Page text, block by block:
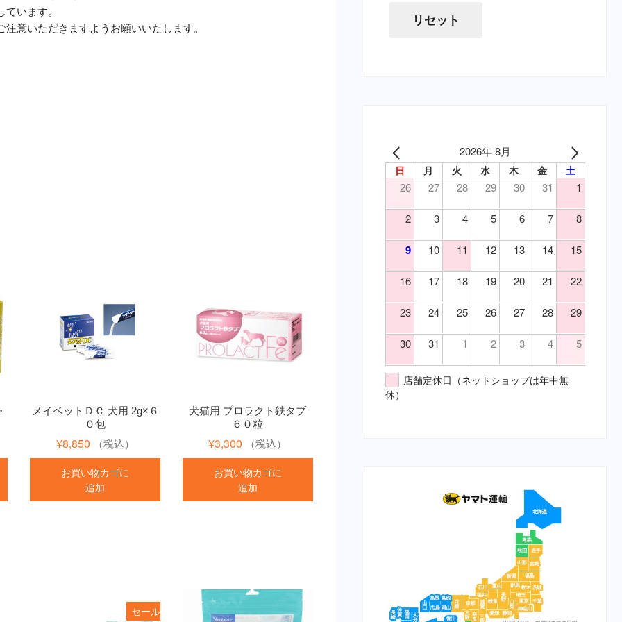
います。
意いただきますようお願いいたします。
メイベットＤＣ 犬用 2g×６
０包
¥8,850 （税込）
お買い物カゴに
追加
犬猫用 プロラクト鉄タブ
６０粒
¥3,300 （税込）
お買い物カゴに
追加
セール
胃腸薬・消化器用（要・犬）
泌尿器の薬（要・犬）
吐き気止め（要・犬）
変形性関節症・関節炎（要・
犬）
変形性関節症・関節炎（要・
猫）
鎮静・精神安定・麻酔（要・
鎮静・精神安定・麻酔（要・
猫）
代謝性用薬・ホルモン剤（要・
犬）
代謝性用薬・ホルモン剤（要・
イティ iti（犬）
メディムース（犬）
ソリッドゴールド（猫）
ブリスミックス（猫）
イティ iti（猫）
メディムース（猫）
栄養食（兎）
（寄）蚊
（皮）洗浄・殺菌消毒
（皮）湿疹
（皮）皮膚炎
（目）乾性角結膜炎
（目）角膜炎
（神）鎮痛
（耳）外耳炎
（胃）嘔吐
（胃）消化不良
（胃）食欲不振
（腎）腎不全
（腹）下痢
リセット
2026年 8月
日 月 火 水 木 金 土
26 27 28 29 30 31 1
2 3 4 5 6 7 8
9 10 11 12 13 14 15
16 17 18 19 20 21 22
23 24 25 26 27 28 29
30 31 1 2 3 4 5
店舗定休日（ネットショップは年中無
休）